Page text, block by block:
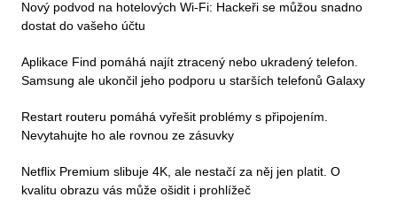
Nový podvod na hotelových Wi-Fi: Hackeři se můžou snadno
dostat do vašeho účtu
Aplikace Find pomáhá najít ztracený nebo ukradený telefon.
Samsung ale ukončil jeho podporu u starších telefonů Galaxy
Restart routeru pomáhá vyřešit problémy s připojením.
Nevytahujte ho ale rovnou ze zásuvky
Netflix Premium slibuje 4K, ale nestačí za něj jen platit. O
kvalitu obrazu vás může ošidit i prohlížeč